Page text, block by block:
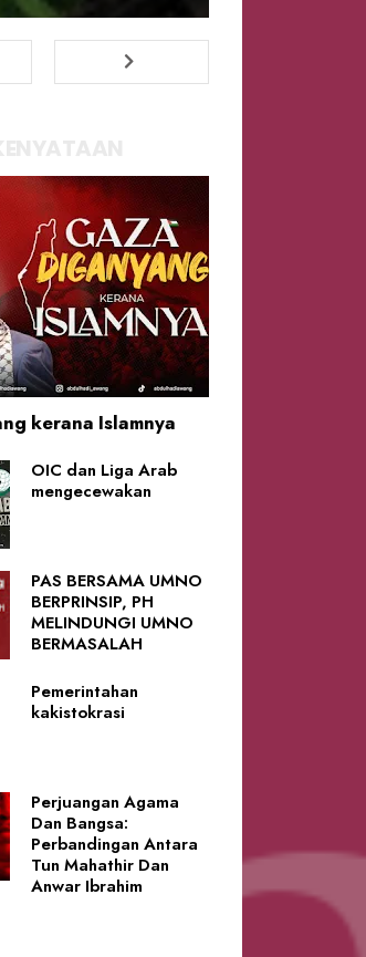
kerana Islamnya
OIC dan Liga Arab
mengecewakan
PAS BERSAMA UMNO
BERPRINSIP, PH
MELINDUNGI UMNO
BERMASALAH
Pemerintahan
kakistokrasi
Perjuangan Agama
Dan Bangsa:
Perbandingan Antara
Tun Mahathir Dan
Anwar Ibrahim